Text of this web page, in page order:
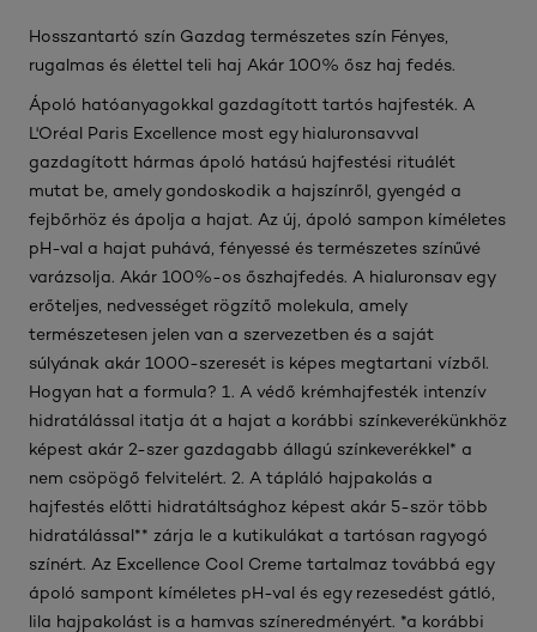
Hosszantartó szín Gazdag természetes szín Fényes,
rugalmas és élettel teli haj Akár 100% ősz haj fedés.
Ápoló hatóanyagokkal gazdagított tartós hajfesték. A
L'Oréal Paris Excellence most egy hialuronsavval
gazdagított hármas ápoló hatású hajfestési rituálét
mutat be, amely gondoskodik a hajszínről, gyengéd a
fejbőrhöz és ápolja a hajat. Az új, ápoló sampon kíméletes
pH-val a hajat puhává, fényessé és természetes színűvé
varázsolja. Akár 100%-os őszhajfedés. A hialuronsav egy
erőteljes, nedvességet rögzítő molekula, amely
természetesen jelen van a szervezetben és a saját
súlyának akár 1000-szeresét is képes megtartani vízből.
Hogyan hat a formula? 1. A védő krémhajfesték intenzív
hidratálással itatja át a hajat a korábbi színkeverékünkhöz
képest akár 2-szer gazdagabb állagú színkeverékkel* a
nem csöpögő felvitelért. 2. A tápláló hajpakolás a
hajfestés előtti hidratáltsághoz képest akár 5-ször több
hidratálással** zárja le a kutikulákat a tartósan ragyogó
színért. Az Excellence Cool Creme tartalmaz továbbá egy
ápoló sampont kíméletes pH-val és egy rezesedést gátló,
lila hajpakolást is a hamvas színeredményért. *a korábbi